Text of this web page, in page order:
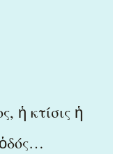
ἡ κτίσις ἡ